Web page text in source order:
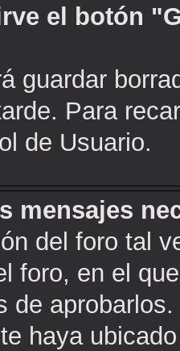
el botón
guardar
Para
de Usuario.
mensajes
del foro tal
foro, en el
de
haya